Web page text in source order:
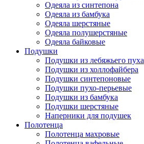
Одеяла из синтепона
Одеяла из бамбука
Одеяла шерстяные
Одеяла полушерстяные
Одеяла байковые
Подушки
Подушки из лебяжьего пуха
Подушки из холлофайбера
Подушки синтепоновые
Подушки пухо-перьевые
Подушки из бамбука
Подушки шерстяные
Наперники для подушек
Полотенца
Полотенца махровые